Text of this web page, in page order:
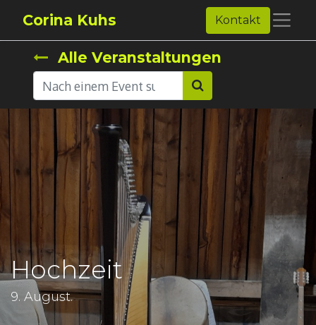
Corina Kuhs Kontakt
Alle Veranstaltungen
Hochzeit
9. August.